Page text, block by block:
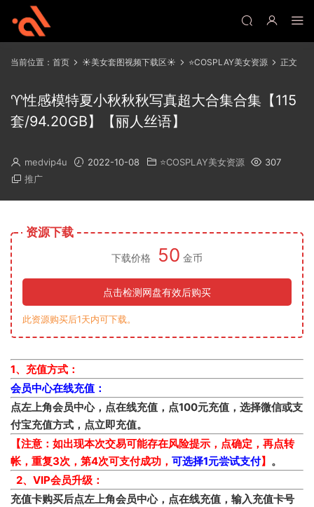
当前位置： 首页 ☀️美女套图视频下载区☀️ ⭐COSPLAY美女资源 正文
♈性感模特夏小秋秋秋写真超大合集合集【115
套/94.20GB】【丽人丝语】
medvip4u 2022-10-08 ⭐COSPLAY美女资源
307
推广
资源下载
下载价格 50 金币
点击检测网盘有效后购买
此资源购买后1天内可下载。
1、充值方式：
会员中心在线充值：
点左上角会员中心，点在线充值，点100元充值，选择微信或支
付宝充值方式，点立即充值。
【注意：如出现本次交易可能存在风险提示，点确定，再点转
帐，重复3次，第4次可支付成功， 可选择1元尝试支付】 。
2、VIP会员升级：
充值卡购买后点左上角会员中心，点在线充值，输入充值卡号